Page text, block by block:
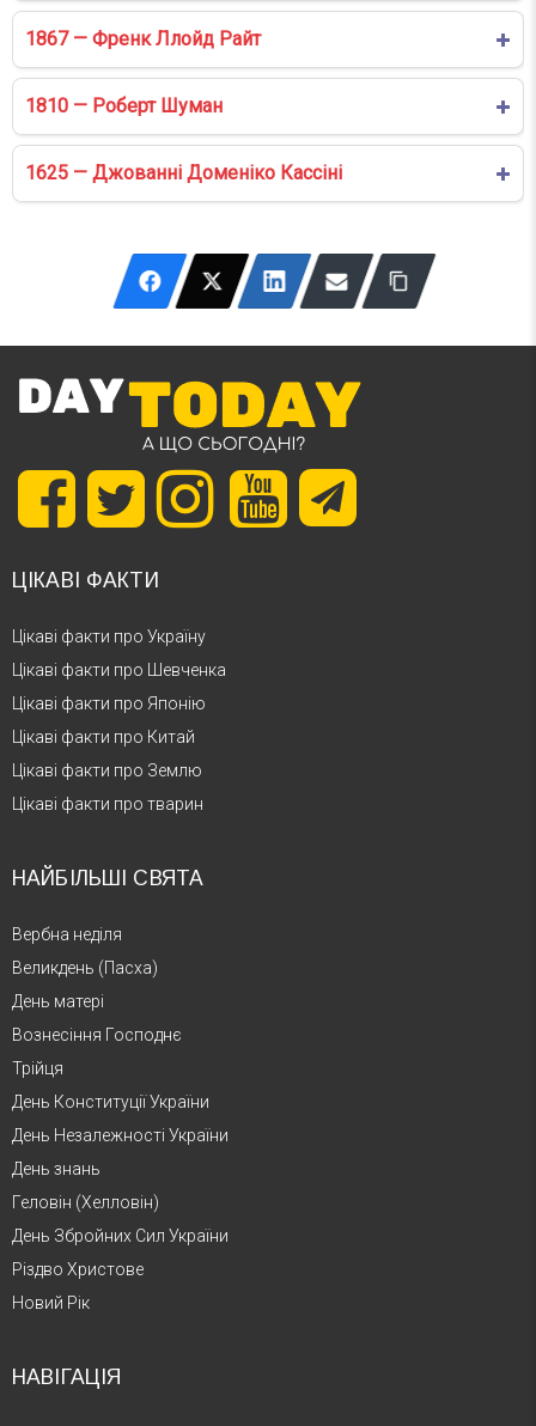
1867 — Френк Ллойд Райт
1810 — Роберт Шуман
1625 — Джованні Доменіко Кассіні
ЦІКАВІ ФАКТИ
Цікаві факти про Україну
Цікаві факти про Шевченка
Цікаві факти про Японію
Цікаві факти про Китай
Цікаві факти про Землю
Цікаві факти про тварин
НАЙБІЛЬШІ СВЯТА
Вербна неділя
Великдень (Пасха)
День матері
Вознесіння Господнє
Трійця
День Конституції України
День Незалежності України
День знань
Геловін (Хелловін)
День Збройних Сил України
Різдво Христове
Новий Рік
НАВІГАЦІЯ